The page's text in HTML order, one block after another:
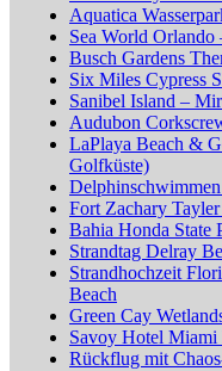
Aquatica
Sea World Orlando
Busch Gardens
Six Miles Cypress
Sanibel Island –
Audubon
LaPlaya Beach &
Golfküste)
Fort Zachary
Bahia Honda State
Strandtag Delray
Strandhochzeit
Beach
Green Cay
Savoy Hotel Miami
Rückflug mit